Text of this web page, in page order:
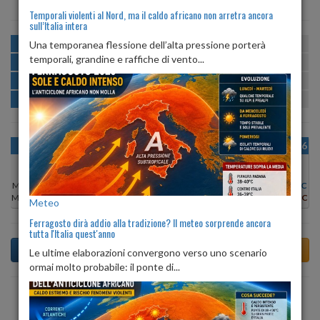
MATTINA min:20º max:27º U:
POMERIGGIO min:28º max:29º
SERA min:22º max:28º U:75% 82%
NOTTE min: 20º max:22º U:73%
OGGI
Min:
29°C
Max:29°C
MAR 11
Min:
Max:29°C
MER 12
Min:27°C
Max:28°C
GIO 13
Min:
26°C
Max:27°C
VEN 14
Max:26°C
SAB 15
Min:26°C
Max:27°C
DOM 16
27°C
Max:28°C
Previsioni del Tempo a Tocco da Casauria di domani
Temporali violenti al Nord, ma il caldo africano non arretra ancora
sull’Italia intera
Una temporanea flessione dell’alta pressione porterà
temporali, grandine e raffiche di vento...
Meteo
Ferragosto dirà addio alla tradizione? Il meteo sorprende ancora
tutta l'Italia quest'anno
Le ultime elaborazioni convergono verso uno scenario
ormai molto probabile: il ponte di...